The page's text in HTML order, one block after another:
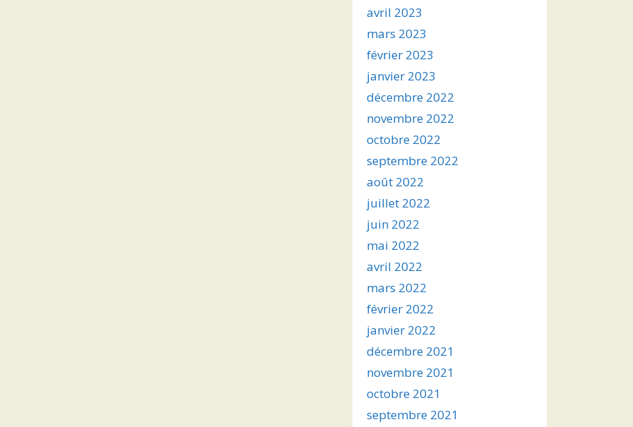
avril 2023
mars 2023
février 2023
janvier 2023
décembre 2022
novembre 2022
octobre 2022
septembre 2022
août 2022
juillet 2022
juin 2022
mai 2022
avril 2022
mars 2022
février 2022
janvier 2022
décembre 2021
novembre 2021
octobre 2021
septembre 2021